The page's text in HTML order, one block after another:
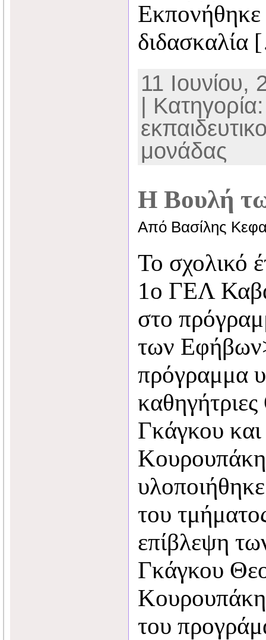
Εκπονήθηκε
11
|
μονάδας
Η Βουλή
Από Βασίλης
Το σχολικό
1ο ΓΕΛ
στο
των
πρόγραμμα
Γκάγκου
του
επίβλεψη
Γκάγκου
του